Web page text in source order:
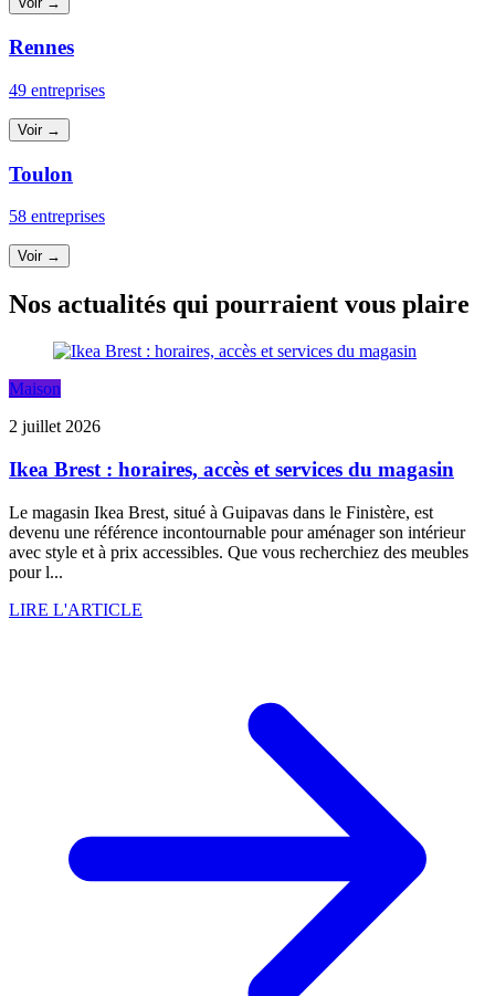
Rennes
49 entreprises
Voir →
Toulon
58 entreprises
Voir →
Nos actualités qui pourraient vous plaire
Maison
2 juillet 2026
Ikea Brest : horaires, accès et services du magasin
Le magasin Ikea Brest, situé à Guipavas dans le Finistère, est
devenu une référence incontournable pour aménager son intérieur
avec style et à prix accessibles. Que vous recherchiez des meubles
pour l...
LIRE L'ARTICLE